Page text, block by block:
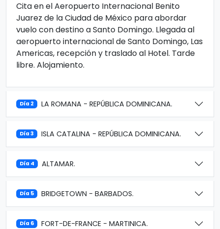
Cita en el Aeropuerto Internacional Benito
Juarez de la Ciudad de México para abordar
vuelo con destino a Santo Domingo. Llegada al
aeropuerto internacional de Santo Domingo, Las
Americas, recepción y traslado al Hotel. Tarde
libre. Alojamiento.
Día 2 LA ROMANA - REPÚBLICA DOMINICANA.
Día 3 ISLA CATALINA - REPÚBLICA DOMINICANA.
Día 4 ALTAMAR.
Día 5 BRIDGETOWN - BARBADOS.
Día 6 FORT-DE-FRANCE - MARTINICA.